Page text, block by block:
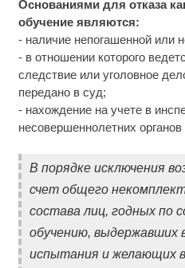
Основаниями для отказа
обучение являются:
- наличие непогашенной или
- в отношении которого
следствие или уголовное
передано в суд;
- нахождение на учете в
несовершеннолетних
В порядке исключения
счет общего
состава лиц, годных по
обучению, выдержавших
испытания и желающих